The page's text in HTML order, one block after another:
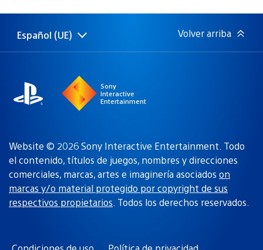
publicación:
Selecciona
Región
Español (UE) Volver arriba
Sony
Interactive
Entertainment
Website © 2026 Sony Interactive Entertainment. Todo
el contenido, títulos de juegos, nombres y direcciones
comerciales, marcas, artes e imaginería asociados on
marcas y/o material protegido por copyright de sus
respectivos propietarios. Todos los derechos reservados.